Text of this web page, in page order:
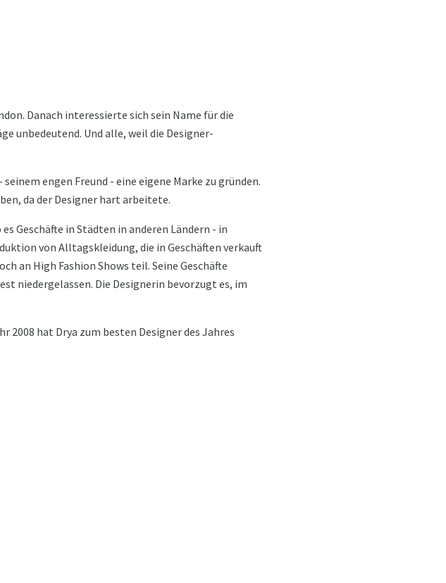
Danach interessierte sich sein Name für die
unbedeutend. Und alle, weil die Designer-
engen Freund - eine eigene Marke zu gründen.
da der Designer hart arbeitete.
Geschäfte in Städten in anderen Ländern - in
von Alltagskleidung, die in Geschäften verkauft
an High Fashion Shows teil. Seine Geschäfte
niedergelassen. Die Designerin bevorzugt es, im
2008 hat Drya zum besten Designer des Jahres